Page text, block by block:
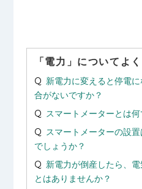
「電力」についてよ
新電力に変えると停電
合がないですか？
スマートメーターとは何
スマートメーターの設
でしょうか？
新電力が倒産したら、
とはありませんか？